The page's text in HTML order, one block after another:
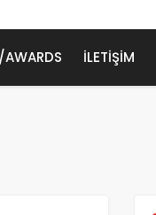
İLETIŞIM